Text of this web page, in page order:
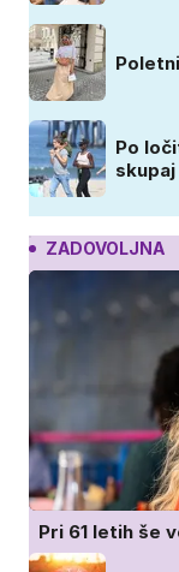
Po
ZADOVOLJNA
Pri 61 letih še